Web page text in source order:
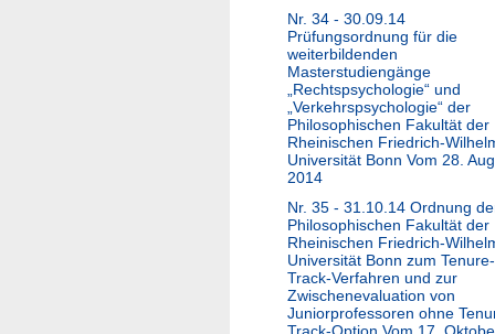
Nr. 34 - 30.09.14
Prüfungsordnung für die
weiterbildenden
Masterstudiengänge
„Rechtspsychologie“ und
„Verkehrspsychologie“ der
Philosophischen Fakultät der
Rheinischen Friedrich-
Universität Bonn Vom 28.
2014
Nr. 35 - 31.10.14 Ordnung
Philosophischen Fakultät der
Rheinischen Friedrich-
Universität Bonn zum Tenure-
Track-Verfahren und zur
Zwischenevaluation von
Juniorprofessoren ohne